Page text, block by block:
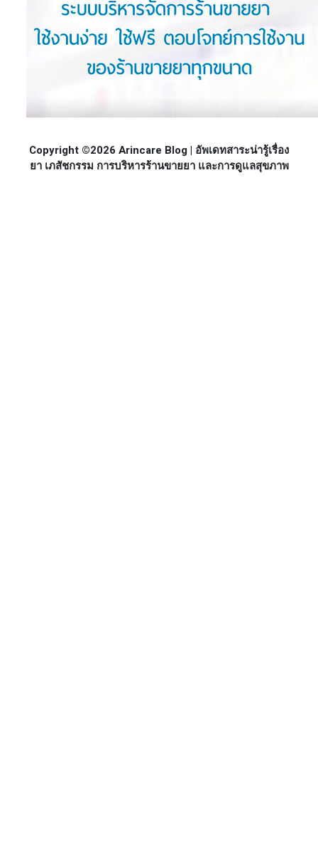
Copyright ©2026 Arincare Blog | อัพเดทสาระน่ารู้เรื่อง
ยา เภสัชกรรม การบริหารร้านขายยา และการดูแลสุขภาพ